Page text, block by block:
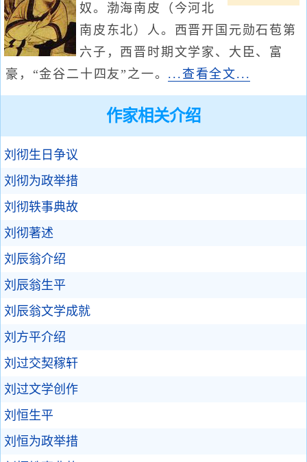
奴。渤海南皮（今河北
南皮东北）人。西晋开国元勋石苞第
六子，西晋时期文学家、大臣、富
豪，“金谷二十四友”之一。 ...查看全文...
作家相关介绍
刘彻生日争议
刘彻为政举措
刘彻轶事典故
刘彻著述
刘辰翁介绍
刘辰翁生平
刘辰翁文学成就
刘方平介绍
刘过交契稼轩
刘过文学创作
刘恒生平
刘恒为政举措